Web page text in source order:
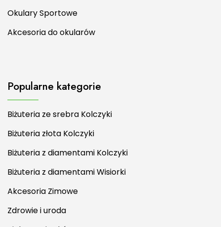
Okulary Sportowe
Akcesoria do okularów
Popularne kategorie
Biżuteria ze srebra Kolczyki
Biżuteria złota Kolczyki
Biżuteria z diamentami Kolczyki
Biżuteria z diamentami Wisiorki
Akcesoria Zimowe
Zdrowie i uroda